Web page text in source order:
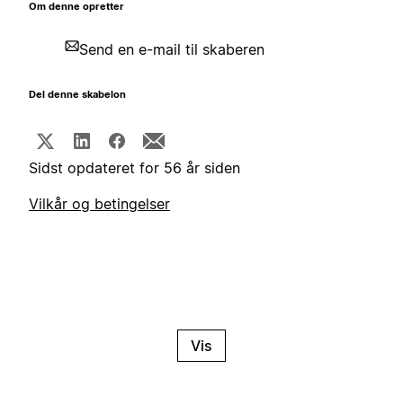
Om denne opretter
Send en e-mail til skaberen
Del denne skabelon
Sidst opdateret for 56 år siden
Vilkår og betingelser
Vis